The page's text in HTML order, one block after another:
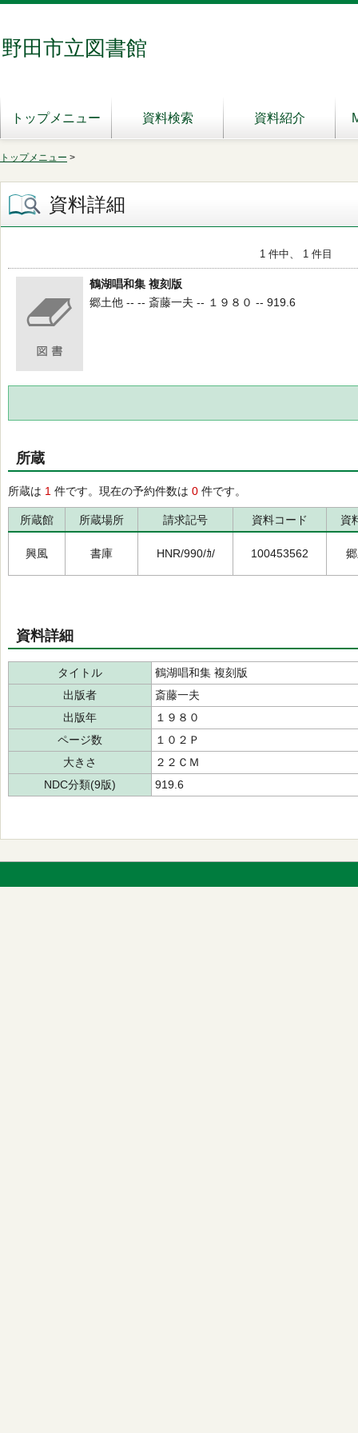
野田市立図書館
トップメニュー 資料検索 資料紹介
トップメニュー >
資料詳細
1 件中、 1 件目
鶴湖唱和集 複刻版
郷土他 -- -- 斎藤一夫 -- １９８０ -- 919.6
所蔵
所蔵は 1 件です。現在の予約件数は 0 件です。
所蔵館 所蔵場所 請求記号 資料コード 資
興風 書庫 HNR/990/ｶ/ 100453562
資料詳細
タイトル
鶴湖唱和集 複刻版
出版者
斎藤一夫
出版年
１９８０
ページ数
１０２Ｐ
大きさ
２２ＣＭ
NDC分類(9版)
919.6